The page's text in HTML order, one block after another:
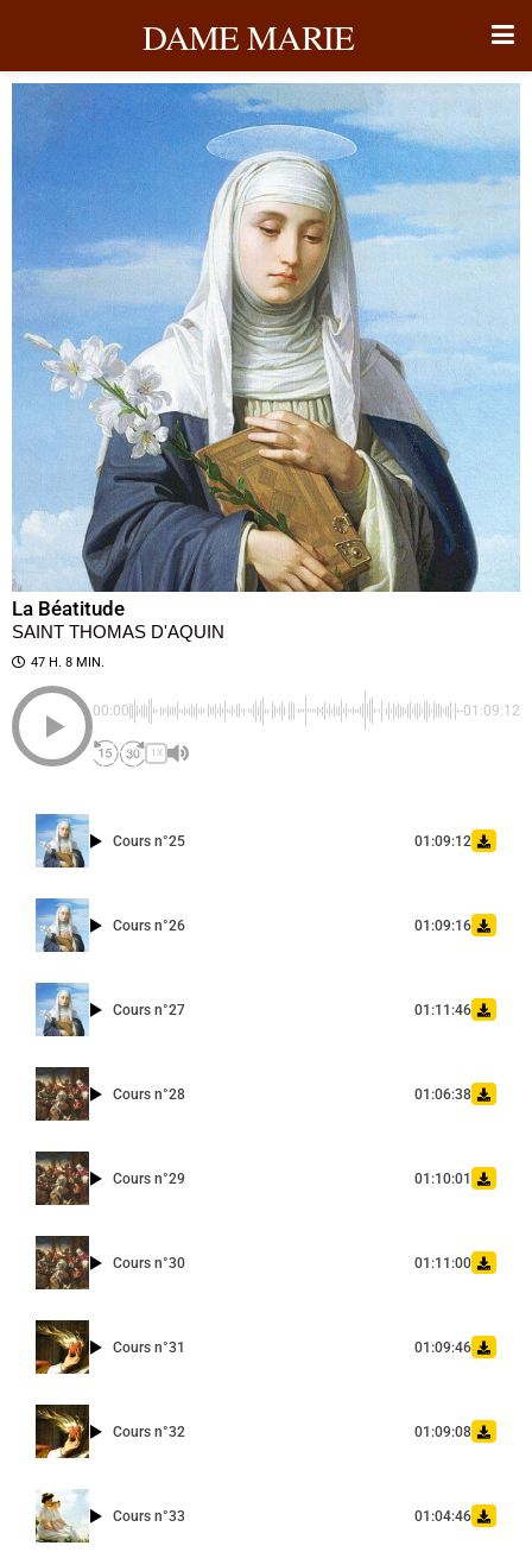
DAME MARIE
La Béatitude
SAINT THOMAS D'AQUIN
47 H. 8 MIN.
00:00 -01:09:12
1X
Cours n°25 01:09:12
Cours n°26 01:09:16
Cours n°27 01:11:46
Cours n°28 01:06:38
Cours n°29 01:10:01
Cours n°30 01:11:00
Cours n°31 01:09:46
Cours n°32 01:09:08
Cours n°33 01:04:46